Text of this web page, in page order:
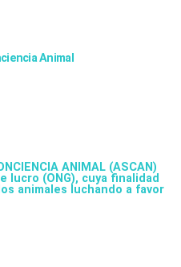
Animal
ANIMAL (ASCAN)
lucro (ONG), cuya finalidad
animales luchando a favor